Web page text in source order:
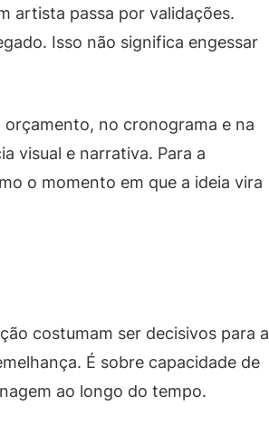
artista passa por validações.
Isso não significa engessar
no cronograma e na
visual e narrativa. Para a
o momento em que a ideia vira
costumam ser decisivos para a
É sobre capacidade de
ao longo do tempo.